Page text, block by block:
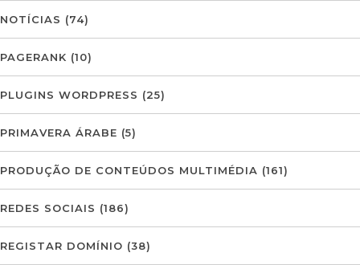
NOTÍCIAS (74)
PAGERANK (10)
PLUGINS WORDPRESS (25)
PRIMAVERA ÁRABE (5)
PRODUÇÃO DE CONTEÚDOS MULTIMÉDIA (161)
REDES SOCIAIS (186)
REGISTAR DOMÍNIO (38)